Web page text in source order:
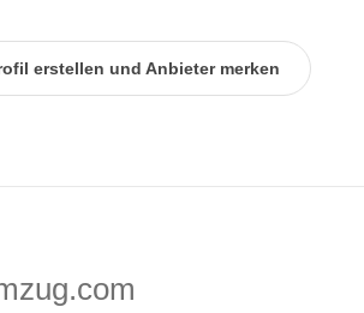
erstellen und Anbieter merken